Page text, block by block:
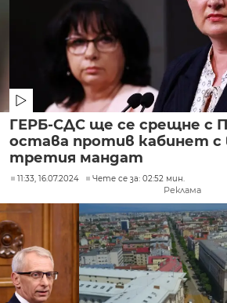
ГЕРБ-СДС ще се срещне с
остава против кабинет с
третия мандат
11:33, 16.07.2024 Чете се за: 02:52 мин.
Реклама